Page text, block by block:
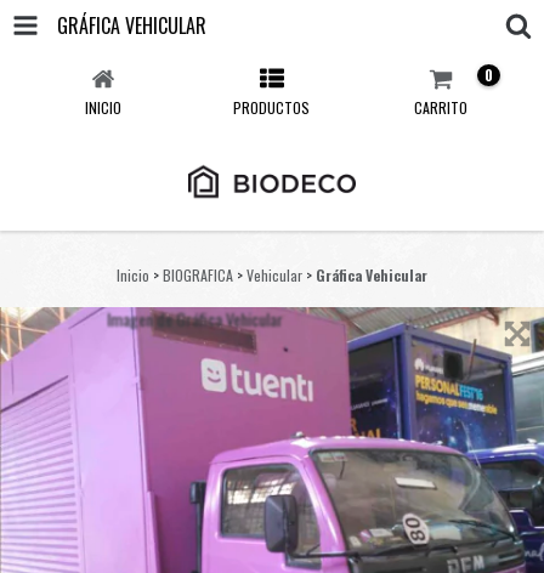
GRÁFICA VEHICULAR
INICIO PRODUCTOS CARRITO
0
Inicio >BIOGRAFICA >Vehicular > Gráfica Vehicular